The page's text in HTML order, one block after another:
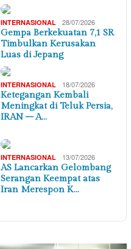
INTERNASIONAL 28/07/2026
Gempa Berkekuatan 7,1 SR
Timbulkan Kerusakan
Luas di Jepang
INTERNASIONAL 18/07/2026
Ketegangan Kembali
Meningkat di Teluk Persia,
IRAN – A…
INTERNASIONAL 13/07/2026
AS Lancarkan Gelombang
Serangan Keempat atas
Iran Merespon K…